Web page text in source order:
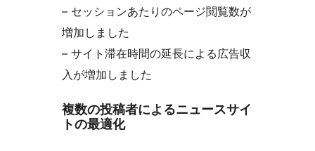
– セッションあたりのページ閲覧数が
増加しました
– サイト滞在時間の延長による広告収
入が増加しました
複数の投稿者によるニュースサイ
トの最適化